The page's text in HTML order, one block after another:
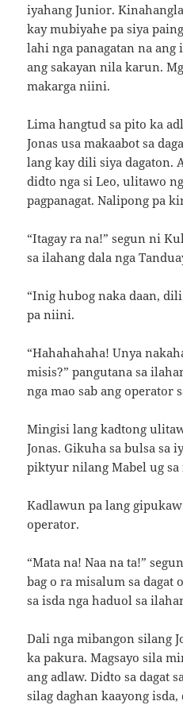
iyahang Junior.
kay mubiyahe pa siya
lahi nga panagatan na ang
ang sakayan nila karun.
makarga niini.
Lima hangtud sa pito ka
Jonas usa makaabot sa
lang kay dili siya dagaton.
didto nga si Leo, ulitawo
pagpanagat. Nalipong pa
“Itagay ra na!” segun ni
sa ilahang dala nga
“Inig hubog naka daan,
pa niini.
“Hahahahaha! Unya
misis?” pangutana sa
nga mao sab ang operator
Mingisi lang kadtong
Jonas. Gikuha sa bulsa sa
piktyur nilang Mabel ug sa
Kadlawun pa lang
operator.
“Mata na! Naa na ta!”
bag o ra misalum sa dagat
sa isda nga haduol sa
Dali nga mibangon silang
ka pakura. Magsayo sila
ang adlaw. Didto sa dagat
silag daghan kaayong